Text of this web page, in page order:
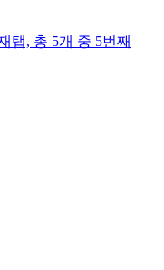
탭, 총 5개 중 5번째